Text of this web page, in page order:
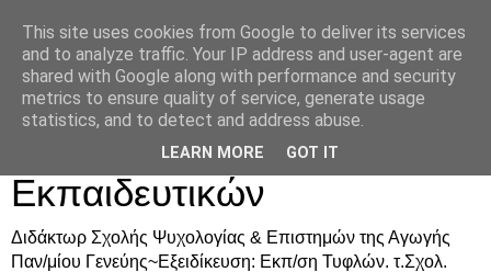
Δρ. Ράνια Χιουρέα-
Συμβουλευτική &
Υποστήριξη Γονέων &
Εκπαιδευτικών
Διδάκτωρ Σχολής Ψυχολογίας & Επιστημών της Αγωγής
Παν/μίου Γενεύης~Εξειδίκευση: Εκπ/ση Τυφλών. τ.Σχολ.
This site uses cookies from Google to deliver its services
and to analyze traffic. Your IP address and user-agent are
shared with Google along with performance and security
metrics to ensure quality of service, generate usage
statistics, and to detect and address abuse.
LEARN MORE GOT IT